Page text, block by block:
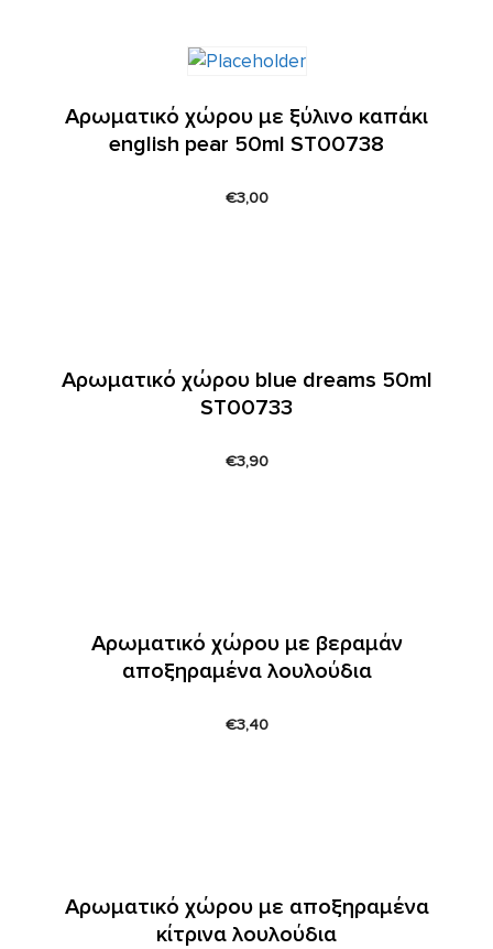
Αρωματικό χώρου με ξύλινο καπάκι
english pear 50ml ST00738
€3,00
Αρωματικό χώρου blue dreams 50ml
ST00733
€3,90
Αρωματικό χώρου με βεραμάν
αποξηραμένα λουλούδια
€3,40
Αρωματικό χώρου με αποξηραμένα
κίτρινα λουλούδια